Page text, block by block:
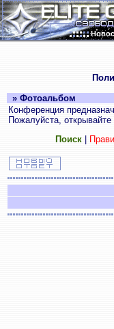
» Фотоальбом
Конференция
Пожалуйста,
Поиск|